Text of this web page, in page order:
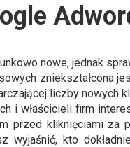
nowe, jednak
zniekształcona
liczby nowych
i właścicieli firm
przed kliknięciami za
wyjaśnić, kto